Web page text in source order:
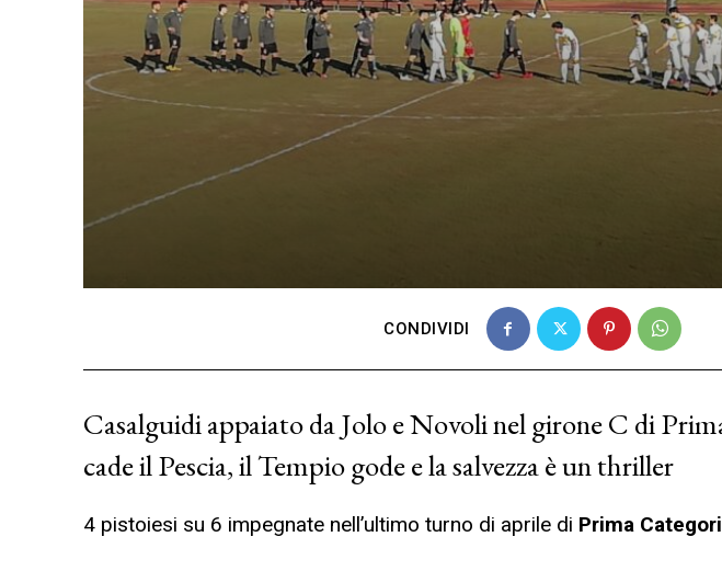
CONDIVIDI
Casalguidi appaiato da Jolo e Novoli nel girone C di
cade il Pescia, il Tempio gode e la salvezza è un thriller
4 pistoiesi su 6 impegnate nell’ultimo turno di aprile di Prima